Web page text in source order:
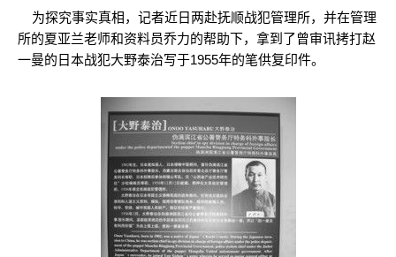
为探究事实真相，记者近日两赴抚顺战犯管理所，并在管理
所的夏亚兰老师和资料员乔力的帮助下，拿到了曾审讯拷打赵
一曼的日本战犯大野泰治写于1955年的笔供复印件。